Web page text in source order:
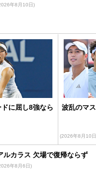
年8月10日)
に屈し8強なら
波乱のマ
(2026年8月10
ルカラス 欠場で復帰ならず
年8月6日)